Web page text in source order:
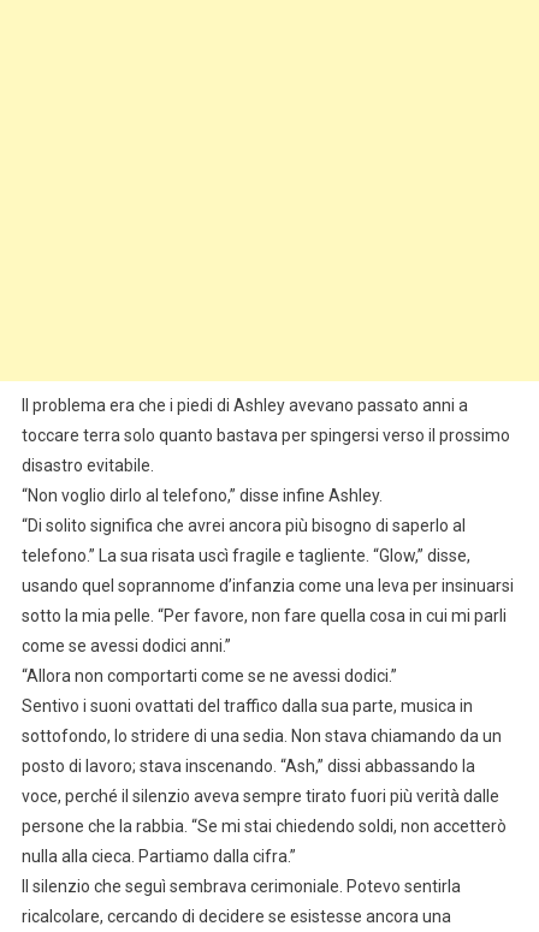
Il problema era che i piedi di Ashley avevano passato anni a
toccare terra solo quanto bastava per spingersi verso il prossimo
disastro evitabile.
“Non voglio dirlo al telefono,” disse infine Ashley.
“Di solito significa che avrei ancora più bisogno di saperlo al
telefono.” La sua risata uscì fragile e tagliente. “Glow,” disse,
usando quel soprannome d’infanzia come una leva per insinuarsi
sotto la mia pelle. “Per favore, non fare quella cosa in cui mi parli
come se avessi dodici anni.”
“Allora non comportarti come se ne avessi dodici.”
Sentivo i suoni ovattati del traffico dalla sua parte, musica in
sottofondo, lo stridere di una sedia. Non stava chiamando da un
posto di lavoro; stava inscenando. “Ash,” dissi abbassando la
voce, perché il silenzio aveva sempre tirato fuori più verità dalle
persone che la rabbia. “Se mi stai chiedendo soldi, non accetterò
nulla alla cieca. Partiamo dalla cifra.”
Il silenzio che seguì sembrava cerimoniale. Potevo sentirla
ricalcolare, cercando di decidere se esistesse ancora una